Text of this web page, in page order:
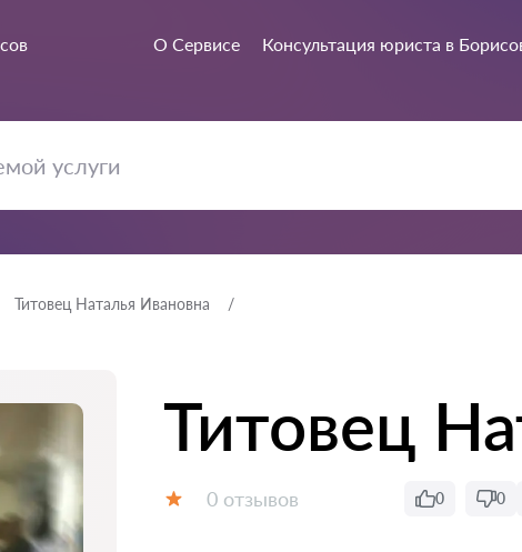
О Сервисе Консультация юриста в
Титовец Наталья Ивановна
Титовец
Отзывов:
0 отзывов 0 0